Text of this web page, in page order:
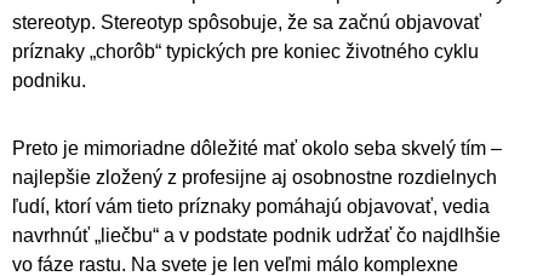
stereotyp. Stereotyp spôsobuje, že sa začnú objavovať
príznaky „chorôb“ typických pre koniec životného cyklu
podniku.
Preto je mimoriadne dôležité mať okolo seba skvelý tím –
najlepšie zložený z profesijne aj osobnostne rozdielnych
ľudí, ktorí vám tieto príznaky pomáhajú objavovať, vedia
navrhnúť „liečbu“ a v podstate podnik udržať čo najdlhšie
vo fáze rastu. Na svete je len veľmi málo komplexne